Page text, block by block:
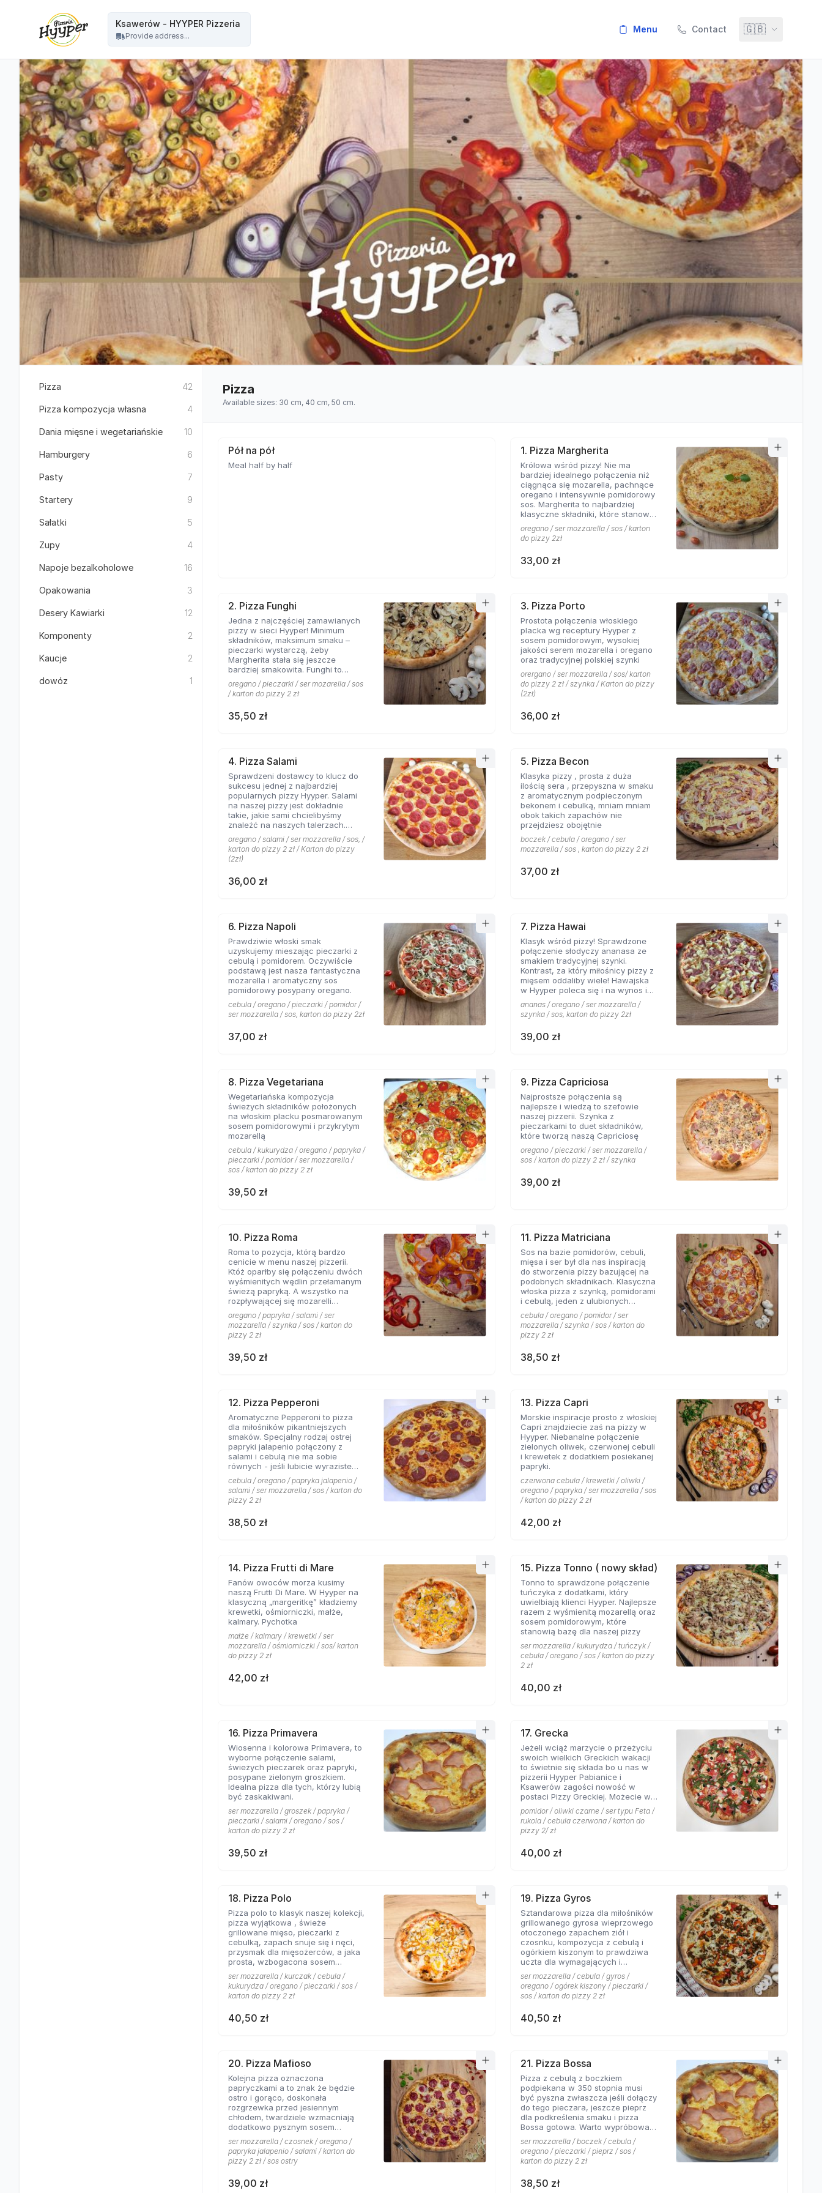
Ksawerów - HYYPER Pizzeria
Provide address...
menu Contact 🇬🇧
Pizza 42
Pizza kompozycja własna 4
Dania mięsne i wegetariańskie 10
Hamburgery 6
Pasty 7
Startery 9
Sałatki 5
Zupy 4
Napoje bezalkoholowe 16
Opakowania 3
Desery Kawiarki 12
Komponenty 2
Kaucje 2
dowóz 1
Pizza
Available sizes: 30 cm, 40 cm, 50 cm.
Pół na pół
Meal half by half
1. Pizza Margherita
Królowa wśród pizzy! Nie ma
bardziej idealnego połączenia niż
ciągnąca się mozarella, pachnące
oregano i intensywnie pomidorowy
sos. Margherita to najbardziej
klasyczne składniki, które stanowią
bazę każdej pizzy. Nasza
Margherita z pewnością nie ma
sobie równych w okolicy!
oregano / ser mozzarella / sos / karton
do pizzy 2zł
33,00 zł
2. Pizza Funghi
Jedna z najczęściej zamawianych
pizzy w sieci Hyyper! Minimum
składników, maksimum smaku –
pieczarki wystarczą, żeby
Margherita stała się jeszcze
bardziej smakowita. Funghi to
kolejny klasyk, którego nie można
pominąć w menu prawdziwej
włoskiej pizzerii.
oregano / pieczarki / ser mozarella / sos
/ karton do pizzy 2 zł
35,50 zł
3. Pizza Porto
Prostota połączenia włoskiego
placka wg receptury Hyyper z
sosem pomidorowym, wysokiej
jakości serem mozarella i oregano
oraz tradycyjnej polskiej szynki
orergano / ser mozzarella / sos/ karton
do pizzy 2 zł / szynka / Karton do pizzy
(2zł)
36,00 zł
4. Pizza Salami
Sprawdzeni dostawcy to klucz do
sukcesu jednej z najbardziej
popularnych pizzy Hyyper. Salami
na naszej pizzy jest dokładnie
takie, jakie sami chcielibyśmy
znaleźć na naszych talerzach.
Aromat roztopionej mozarelli i
salami to coś obok czego miłośnicy
pizzy z mięsem nie przejdą
obojętnie!
oregano / salami / ser mozzarella / sos, /
karton do pizzy 2 zł / Karton do pizzy
(2zł)
36,00 zł
5. Pizza Becon
Klasyka pizzy , prosta z duża
ilością sera , przepyszna w smaku
z aromatycznym podpieczonym
bekonem i cebulką, mniam mniam
obok takich zapachów nie
przejdziesz obojętnie
boczek / cebula / oregano / ser
mozzarella / sos , karton do pizzy 2 zł
37,00 zł
6. Pizza Napoli
Prawdziwie włoski smak
uzyskujemy mieszając pieczarki z
cebulą i pomidorem. Oczywiście
podstawą jest nasza fantastyczna
mozarella i aromatyczny sos
pomidorowy posypany oregano.
cebula / oregano / pieczarki / pomidor /
ser mozzarella / sos, karton do pizzy 2zł
37,00 zł
7. Pizza Hawai
Klasyk wśród pizzy! Sprawdzone
połączenie słodyczy ananasa ze
smakiem tradycyjnej szynki.
Kontrast, za który miłośnicy pizzy z
mięsem oddaliby wiele! Hawajska
w Hyyper poleca się i na wynos i
na miejscu!
ananas / oregano / ser mozzarella /
szynka / sos, karton do pizzy 2zł
39,00 zł
8. Pizza Vegetariana
Wegetariańska kompozycja
świeżych składników położonych
na włoskim placku posmarowanym
sosem pomidorowymi i przykrytym
mozarellą
cebula / kukurydza / oregano / papryka /
pieczarki / pomidor / ser mozzarella /
sos / karton do pizzy 2 zł
39,50 zł
9. Pizza Capriciosa
Najprostsze połączenia są
najlepsze i wiedzą to szefowie
naszej pizzerii. Szynka z
pieczarkami to duet składników,
które tworzą naszą Capriciosę
oregano / pieczarki / ser mozzarella /
sos / karton do pizzy 2 zł / szynka
39,00 zł
10. Pizza Roma
Roma to pozycja, którą bardzo
cenicie w menu naszej pizzerii.
Któż oparłby się połączeniu dwóch
wyśmienitych wędlin przełamanym
świeżą papryką. A wszystko na
rozpływającej się mozarelli
posypanej oregano.
oregano / papryka / salami / ser
mozzarella / szynka / sos / karton do
pizzy 2 zł
39,50 zł
11. Pizza Matriciana
Sos na bazie pomidorów, cebuli,
mięsa i ser był dla nas inspiracją
do stworzenia pizzy bazującej na
podobnych składnikach. Klasyczna
włoska pizza z szynką, pomidorami
i cebulą, jeden z ulubionych
smaków klientów Hyyper!
cebula / oregano / pomidor / ser
mozzarella / szynka / sos / karton do
pizzy 2 zł
38,50 zł
12. Pizza Pepperoni
Aromatyczne Pepperoni to pizza
dla miłośników pikantniejszych
smaków. Specjalny rodzaj ostrej
papryki jalapenio połączony z
salami i cebulą nie ma sobie
równych - jeśli lubicie wyraziste
składniki na roztopionej mozarelli.
cebula / oregano / papryka jalapenio /
salami / ser mozzarella / sos / karton do
pizzy 2 zł
38,50 zł
13. Pizza Capri
Morskie inspiracje prosto z włoskiej
Capri znajdziecie zaś na pizzy w
Hyyper. Niebanalne połączenie
zielonych oliwek, czerwonej cebuli
i krewetek z dodatkiem posiekanej
papryki.
czerwona cebula / krewetki / oliwki /
oregano / papryka / ser mozzarella / sos
/ karton do pizzy 2 zł
42,00 zł
14. Pizza Frutti di Mare
Fanów owoców morza kusimy
naszą Frutti Di Mare. W Hyyper na
klasyczną „margeritkę” kładziemy
krewetki, ośmiorniczki, małże,
kalmary. Pychotka
małże / kalmary / krewetki / ser
mozzarella / ośmiorniczki / sos/ karton
do pizzy 2 zł
42,00 zł
15. Pizza Tonno ( nowy skład)
Tonno to sprawdzone połączenie
tuńczyka z dodatkami, który
uwielbiają klienci Hyyper. Najlepsze
razem z wyśmienitą mozarellą oraz
sosem pomidorowym, które
stanowią bazę dla naszej pizzy
ser mozzarella / kukurydza / tuńczyk /
cebula / oregano / sos / karton do pizzy
2 zł
40,00 zł
16. Pizza Primavera
Wiosenna i kolorowa Primavera, to
wyborne połączenie salami,
świeżych pieczarek oraz papryki,
posypane zielonym groszkiem.
Idealna pizza dla tych, którzy lubią
być zaskakiwani.
ser mozzarella / groszek / papryka /
pieczarki / salami / oregano / sos /
karton do pizzy 2 zł
39,50 zł
17. Grecka
Jeżeli wciąż marzycie o przeżyciu
swoich wielkich Greckich wakacji
to świetnie się składa bo u nas w
pizzerii Hyyper Pabianice i
Ksawerów zagości nowość w
postaci Pizzy Greckiej. Możecie w
niej liczyć na dodatek iście
greckich składników,
przywołujących na myśl
piaszczyste plaże i ciepły klimat -
smak doskonale współgra z
charakteru. Jest to pizza dla
miłośników wyjątkowych smaków,
którzy nie boją się poznawać
nowych połączeń.
pomidor / oliwki czarne / ser typu Feta /
rukola / cebula czerwona / karton do
pizzy 2/ zł
40,00 zł
18. Pizza Polo
Pizza polo to klasyk naszej kolekcji,
pizza wyjątkowa , świeże
grillowane mięso, pieczarki z
cebulką, zapach snuje się i nęci,
przysmak dla mięsożerców, a jaka
prosta, wzbogacona sosem
jogurtowo czosnkowym zadowala
od lat Gości Pizzerii Hyyper.
ser mozzarella / kurczak / cebula /
kukurydza / oregano / pieczarki / sos /
karton do pizzy 2 zł
40,50 zł
19. Pizza Gyros
Sztandarowa pizza dla miłośników
grillowanego gyrosa wieprzowego
otoczonego zapachem ziół i
czosnku, kompozycja z cebulą i
ogórkiem kiszonym to prawdziwa
uczta dla wymagających i
koneserów których pizzeria Hyyper
ceni najbardziej. . Chodzą słuchy,
że gyros Hyyper jest najlepszy w
mieście
ser mozzarella / cebula / gyros /
oregano / ogórek kiszony / pieczarki /
sos / karton do pizzy 2 zł
40,50 zł
20. Pizza Mafioso
Kolejna pizza oznaczona
papryczkami a to znak że będzie
ostro i gorąco, doskonała
rozgrzewka przed jesiennym
chłodem, twardziele wzmacniają
dodatkowo pysznym sosem
pomidorowym pikantnym, uf jak
gorąco.
ser mozzarella / czosnek / oregano /
papryka jalapenio / salami / karton do
pizzy 2 zł / sos ostry
39,00 zł
21. Pizza Bossa
Pizza z cebulą z boczkiem
podpiekana w 350 stopnia musi
być pyszna zwłaszcza jeśli dołączy
do tego pieczara, jeszcze pieprz
dla podkreślenia smaku i pizza
Bossa gotowa. Warto wypróbować
wszystkie sosy dostępne w Pizzerii
Hyyper a mamy ich cztery rodzaje:
pomidorowy łagodny, pomidorowy
pikantny, jogurtowo-czosnkowy
niepowtarzalny w smaku.
ser mozzarella / boczek / cebula /
oregano / pieczarki / pieprz / sos /
karton do pizzy 2 zł
38,50 zł